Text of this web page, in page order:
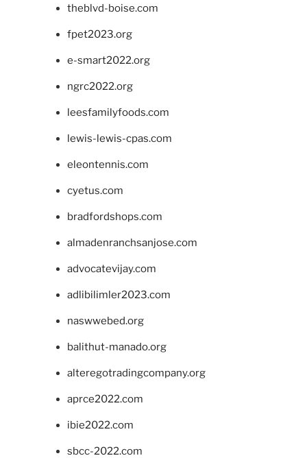
theblvd-boise.com
fpet2023.org
e-smart2022.org
ngrc2022.org
leesfamilyfoods.com
lewis-lewis-cpas.com
eleontennis.com
cyetus.com
bradfordshops.com
almadenranchsanjose.com
advocatevijay.com
adlibilimler2023.com
naswwebed.org
balithut-manado.org
alteregotradingcompany.org
aprce2022.com
ibie2022.com
sbcc-2022.com